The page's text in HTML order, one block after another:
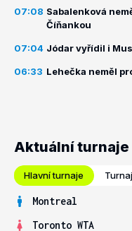
07:08 Sabalenková
Číňankou
07:04 Jódar vyřídil i
06:33 Lehečka neměl
Aktuální turnaje
Hlavní turnaje
Montreal
Toronto WTA